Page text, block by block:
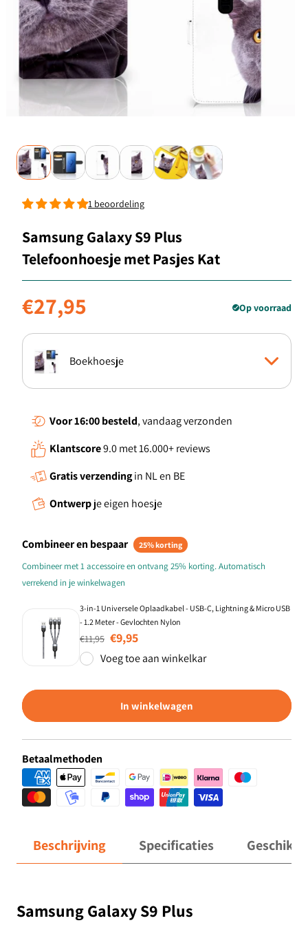
1 beoordeling
Samsung Galaxy S9 Plus
Telefoonhoesje met Pasjes Kat
Normale
prijs
€27,95 Op voorraad
Boekhoesje
Standcase Hoesje
Voor 16:00besteld, vandaag verzonden
Klantscore9.0 met 16.000+ reviews
Gratis verzendingin NL en BE
Ontwerpje eigen hoesje
Combineer en bespaar 25% korting
Combineer met 1 accessoire en ontvang 25% korting. Automatisch
verrekend in je winkelwagen
3-in-1 Universele Oplaadkabel - USB-C, Lightning & Micro USB
- 1.2 Meter - Gevlochten Nylon
Normale prijs
€11,95 Aanbiedingsprijs
€9,95
Voeg toe aan winkelkar
In winkelwagen
Betaalmethoden
Beschrijving Specificaties Geschikt
Samsung Galaxy S9 Plus